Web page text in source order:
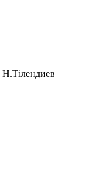
Н.Тілендиев